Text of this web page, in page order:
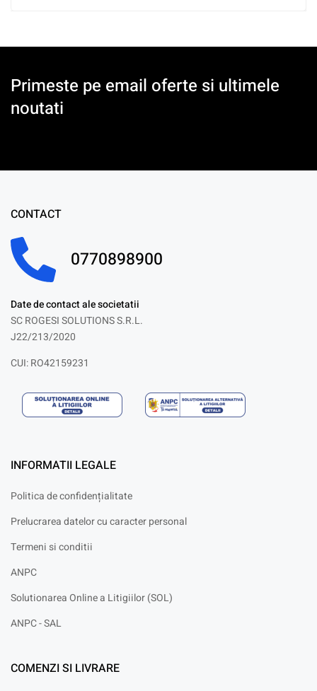
Primeste pe email oferte si ultimele
noutati
CONTACT
0770898900
Date de contact ale societatii
SC ROGESI SOLUTIONS S.R.L.
J22/213/2020
CUI: RO42159231
INFORMATII LEGALE
Politica de confidențialitate
Prelucrarea datelor cu caracter personal
Termeni si conditii
ANPC
Solutionarea Online a Litigiilor (SOL)
ANPC - SAL
COMENZI SI LIVRARE